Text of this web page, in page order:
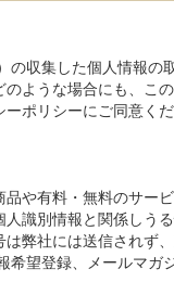
収集した個人情報
ような場合にも、
ポリシーにご同意く
や有料・無料のサ
識別情報と関係し
弊社には送信され
望登録、メールマ